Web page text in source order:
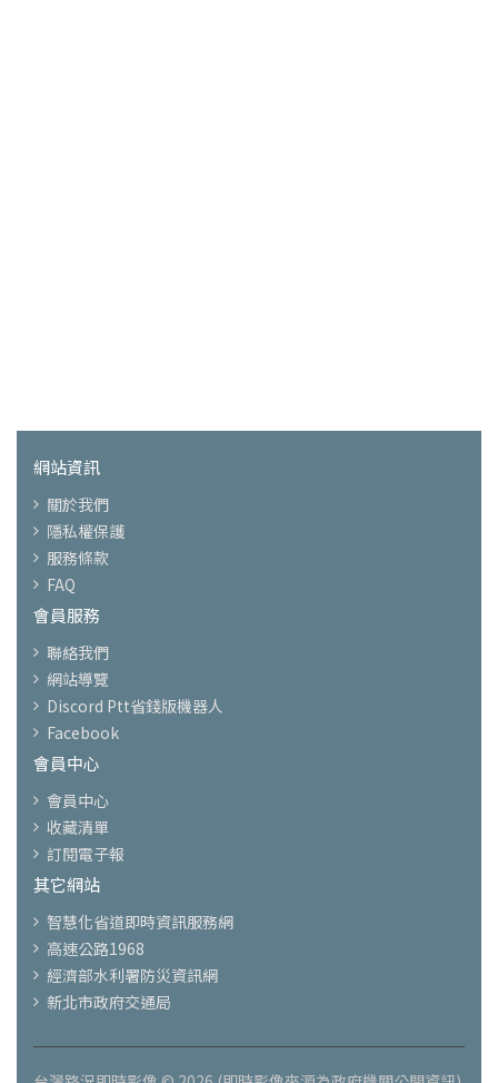
網站資訊
關於我們
隱私權保護
服務條款
FAQ
會員服務
聯絡我們
網站導覽
Discord Ptt省錢版機器人
Facebook
會員中心
會員中心
收藏清單
訂閱電子報
其它網站
智慧化省道即時資訊服務網
高速公路1968
經濟部水利署防災資訊網
新北市政府交通局